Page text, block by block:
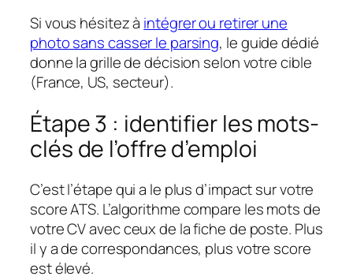
Si vous hésitez à intégrer ou retirer une
photo sans casser le parsing, le guide dédié
donne la grille de décision selon votre cible
(France, US, secteur).
Étape 3 : identifier les mots-
clés de l’offre d’emploi
C’est l’étape qui a le plus d’impact sur votre
score ATS. L’algorithme compare les mots de
votre CV avec ceux de la fiche de poste. Plus
il y a de correspondances, plus votre score
est élevé.